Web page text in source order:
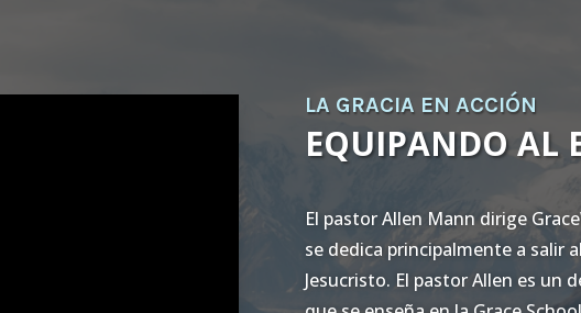
LA GRACIA EN ACCIÓN
EQUIPANDO AL
El pastor Allen Mann dirige
se dedica principalmente a salir
Jesucristo. El pastor Allen es un